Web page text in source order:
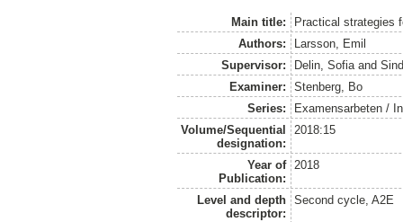
Main title:
Practical strategies
Authors:
Larsson, Emil
Supervisor:
Delin, Sofiaand
Examiner:
Stenberg, Bo
Series:
Examensarbeten /
Volume/Sequential
designation:
2018:15
Year of
Publication:
2018
Level and depth
descriptor:
Second cycle, A2E